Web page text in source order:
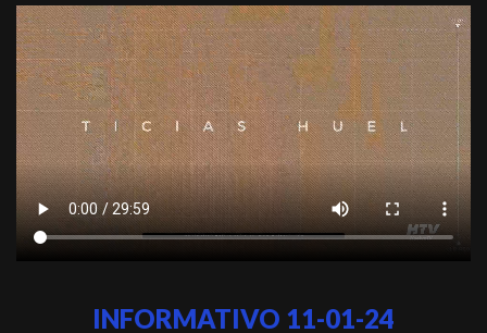
INFORMATIVO 11-01-24